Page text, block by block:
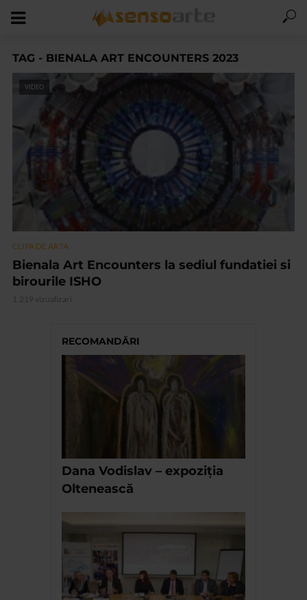
TAG - BIENALA ART ENCOUNTERS 2023
VIDEO
CLIPA DE ARTA
Bienala Art Encounters la sediul fundatiei si
birourile ISHO
1.219 vizualizari
RECOMANDĂRI
Dana Vodislav – expoziția
Oltenească